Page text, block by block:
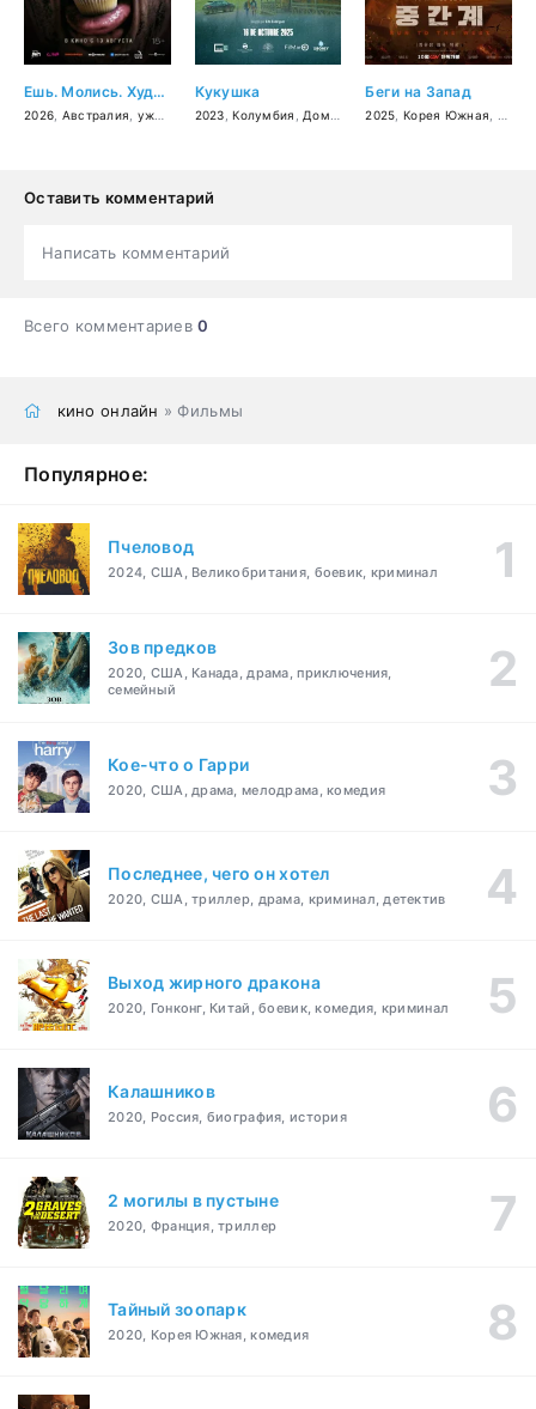
Ешь. Молись. Худей
2026 Австралия ужасы фантастика,драма
Кукушка
2023 ,Колумбия Доминикана ,триллер ,драма
Беги на Запад
2025 Корея Южная
Оставить комментарий
Написать комментарий
Всего комментариев0
кино онлайн » Фильмы
Популярное:
Пчеловод
2024, США, Великобритания, боевик, криминал
Зов предков
2020, США, Канада, драма, приключения,
семейный
Кое-что о Гарри
2020, США, драма, мелодрама, комедия
Последнее, чего он хотел
2020, США, триллер, драма, криминал, детектив
Выход жирного дракона
2020, Гонконг, Китай, боевик, комедия, криминал
Калашников
2020, Россия, биография, история
2 могилы в пустыне
2020, Франция, триллер
Тайный зоопарк
2020, Корея Южная, комедия